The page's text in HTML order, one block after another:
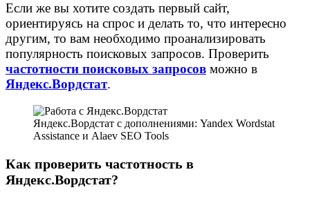
Если же вы хотите создать первый сайт,
ориентируясь на спрос и делать то, что интересно
другим, то вам необходимо проанализировать
популярность поисковых запросов. Проверить
частотности поисковых запросов можно в
Яндекс.Вордстат.
Яндекс.Вордстат с дополнениями: Yandex Wordstat
Assistance и Alaev SEO Tools
Как проверить частотность в
Яндекс.Вордстат?